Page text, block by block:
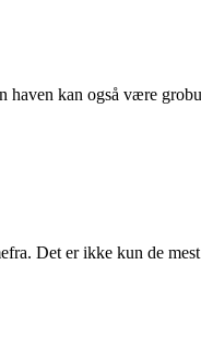
haven kan også være
Det er ikke kun de